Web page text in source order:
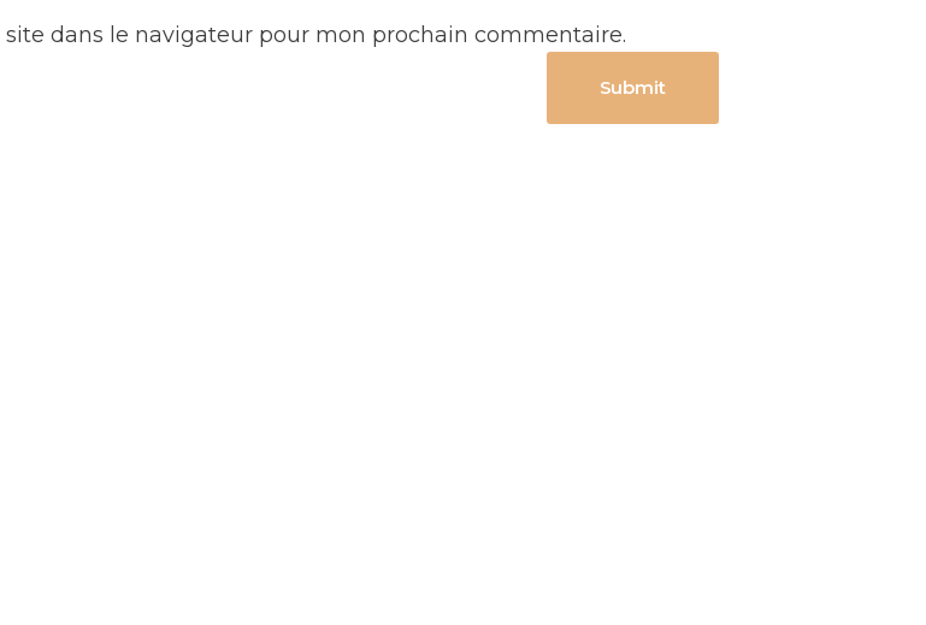
dans le navigateur pour mon prochain commentaire.